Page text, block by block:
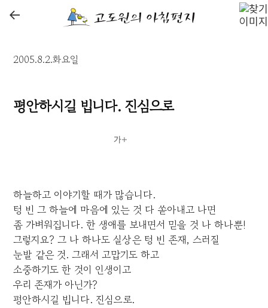
←
2005.8.2.화요일
평안하시길 빕니다. 진심으로
하늘하고 이야기할 때가 많습니다.
텅 빈 그 하늘에 마음에 있는 것 다 쏟아내고 나면
좀 가벼워집니다. 한 생애를 보내면서 믿을 것 나 하나뿐!
그렇지요? 그 나 하나도 실상은 텅 빈 존재, 스러질
눈발 같은 것. 그래서 고맙기도 하고
소중하기도 한 것이 인생이고
우리 존재가 아닌가?
평안하시길 빕니다. 진심으로.